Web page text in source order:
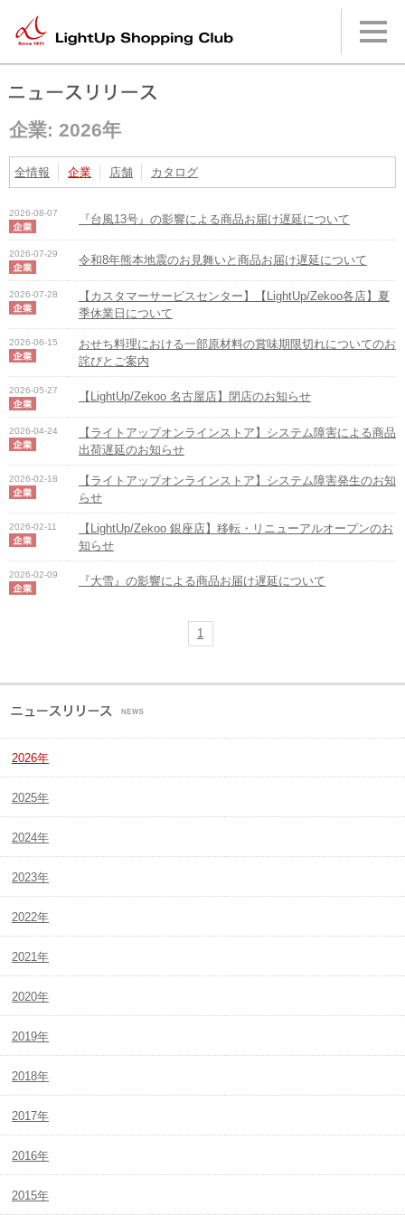
メ
ン
ニ企業: 2026年
全情報 企業 店舗 カタログ
2026-08-07 『台風13号』の影響による商品お届け遅延について
2026-07-29 令和8年熊本地震のお見舞いと商品お届け遅延について
2026-07-28
【カスタマーサービスセンター】【LightUp/Zekoo各店】夏
季休業日について
2026-06-15
おせち料理における一部原材料の賞味期限切れについてのお
詫びとご案内
2026-05-27 【LightUp/Zekoo 名古屋店】閉店のお知らせ
2026-04-24
【ライトアップオンラインストア】システム障害による商品
出荷遅延のお知らせ
2026-02-18
【ライトアップオンラインストア】システム障害発生のお知
らせ
2026-02-11
【LightUp/Zekoo 銀座店】移転・リニューアルオープンのお
知らせ
2026-02-09 『大雪』の影響による商品お届け遅延について
1
2026年
2025年
2024年
2023年
2022年
2021年
2020年
2019年
2018年
2017年
2016年
2015年